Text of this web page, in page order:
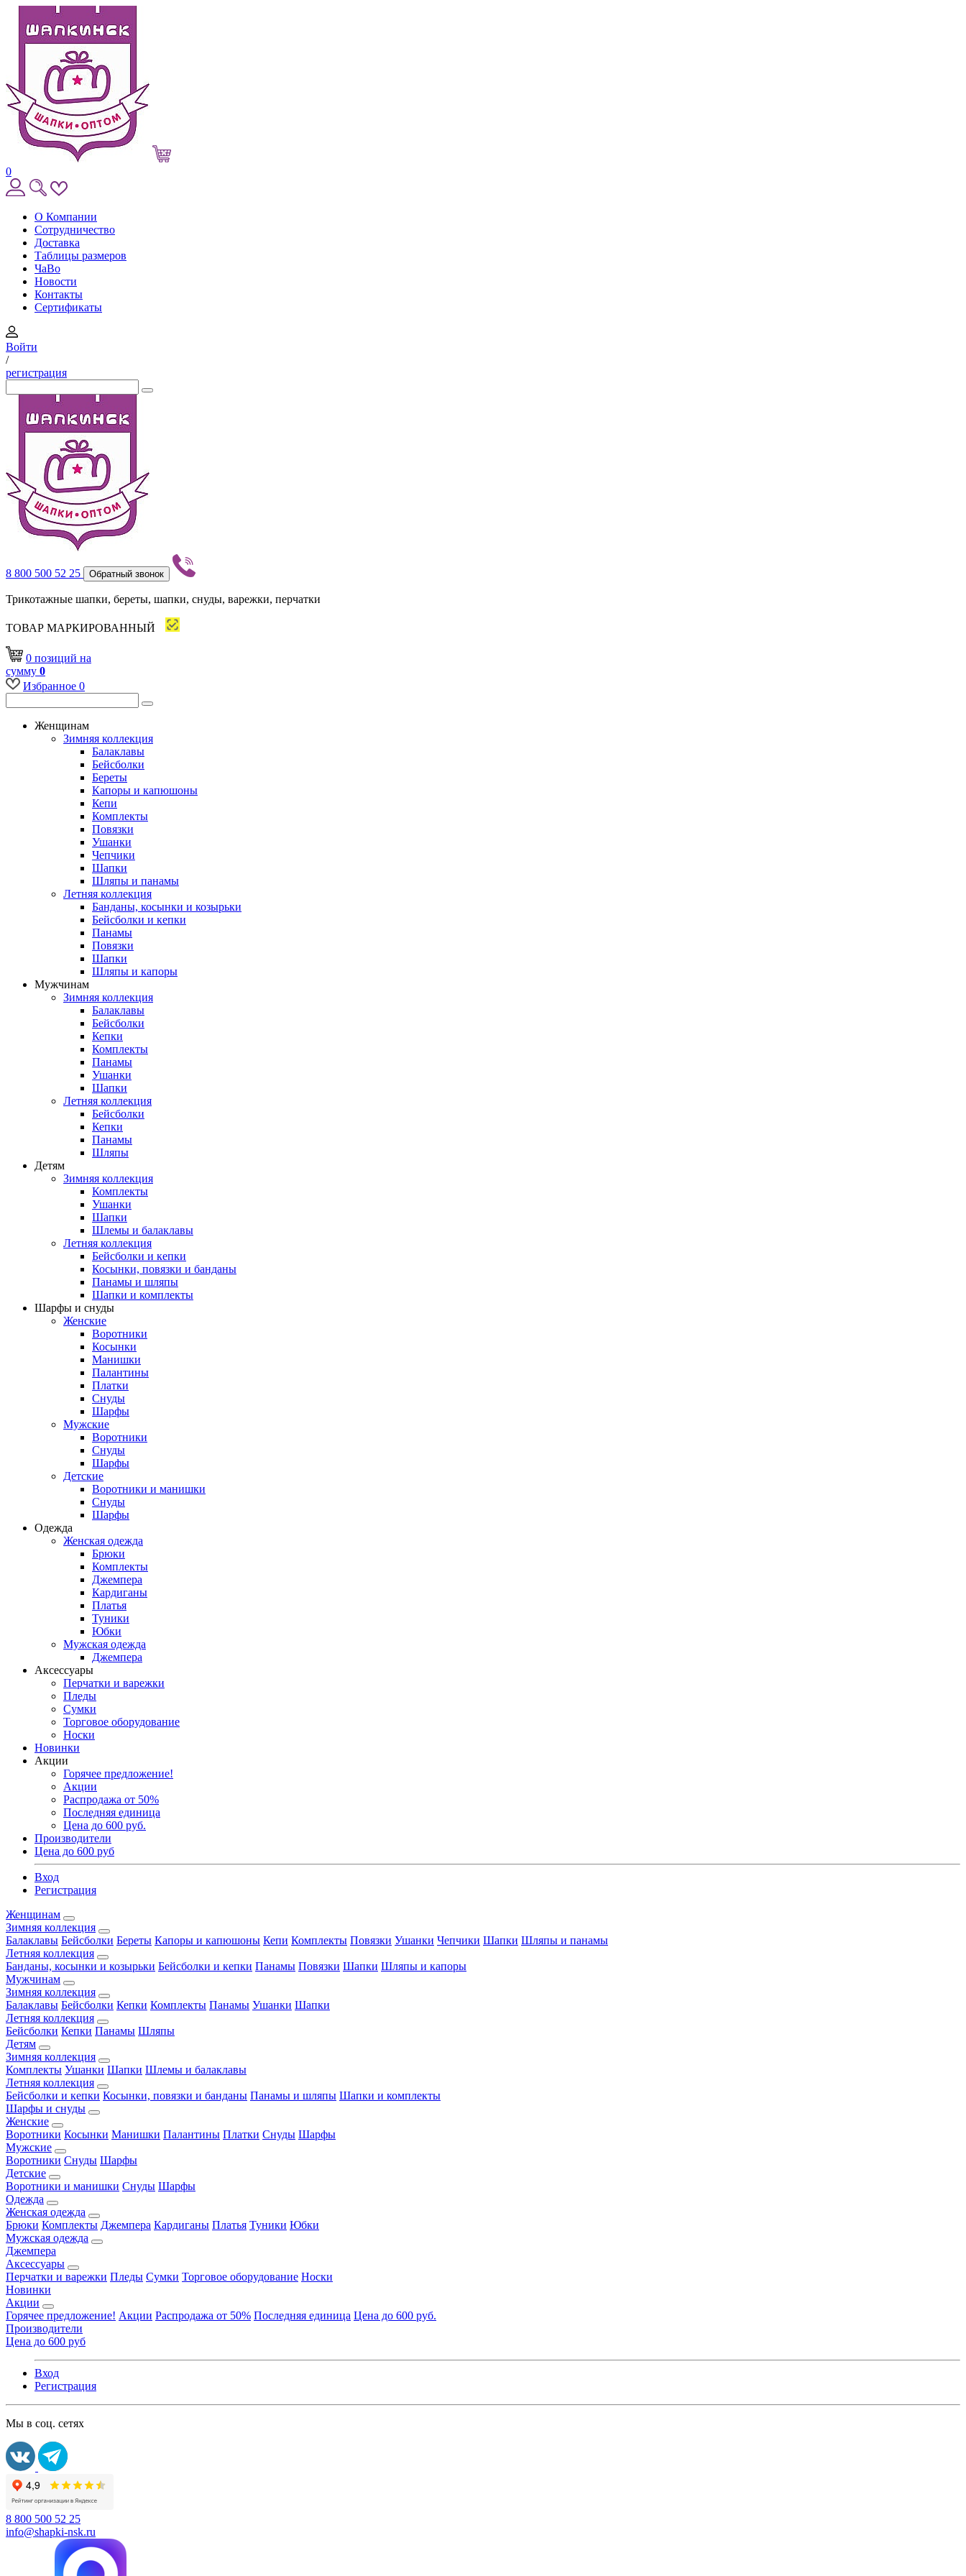
0
О Компании
Сотрудничество
Доставка
Таблицы размеров
ЧаВо
Новости
Контакты
Сертификаты
Войти
/
регистрация
8 800 500 52 25 Обратный звонок
Трикотажные шапки, береты, шапки, снуды, варежки, перчатки
ТОВАР МАРКИРОВАННЫЙ
0 позиций на
сумму 0
Избранное 0
Женщинам
Зимняя коллекция
Балаклавы
Бейсболки
Береты
Капоры и капюшоны
Кепи
Комплекты
Повязки
Ушанки
Чепчики
Шапки
Шляпы и панамы
Летняя коллекция
Банданы, косынки и козырьки
Бейсболки и кепки
Панамы
Повязки
Шапки
Шляпы и капоры
Мужчинам
Зимняя коллекция
Балаклавы
Бейсболки
Кепки
Комплекты
Панамы
Ушанки
Шапки
Летняя коллекция
Бейсболки
Кепки
Панамы
Шляпы
Детям
Зимняя коллекция
Комплекты
Ушанки
Шапки
Шлемы и балаклавы
Летняя коллекция
Бейсболки и кепки
Косынки, повязки и банданы
Панамы и шляпы
Шапки и комплекты
Шарфы и снуды
Женские
Воротники
Косынки
Манишки
Палантины
Платки
Снуды
Шарфы
Мужские
Воротники
Снуды
Шарфы
Детские
Воротники и манишки
Снуды
Шарфы
Одежда
Женская одежда
Брюки
Комплекты
Джемпера
Кардиганы
Платья
Туники
Юбки
Мужская одежда
Джемпера
Аксессуары
Перчатки и варежки
Пледы
Сумки
Торговое оборудование
Носки
Новинки
Акции
Горячее предложение!
Акции
Распродажа от 50%
Последняя единица
Цена до 600 руб.
Производители
Цена до 600 руб
Вход
Регистрация
Женщинам
Зимняя коллекция
Балаклавы Бейсболки Береты Капоры и капюшоны Кепи Комплекты Повязки Ушанки Чепчики Шапки Шляпы и панамы
Летняя коллекция
Банданы, косынки и козырьки Бейсболки и кепки Панамы Повязки Шапки Шляпы и капоры
Мужчинам
Зимняя коллекция
Балаклавы Бейсболки Кепки Комплекты Панамы Ушанки Шапки
Летняя коллекция
Бейсболки Кепки Панамы Шляпы
Детям
Зимняя коллекция
Комплекты Ушанки Шапки Шлемы и балаклавы
Летняя коллекция
Бейсболки и кепки Косынки, повязки и банданы Панамы и шляпы Шапки и комплекты
Шарфы и снуды
Женские
Воротники Косынки Манишки Палантины Платки Снуды Шарфы
Мужские
Воротники Снуды Шарфы
Детские
Воротники и манишки Снуды Шарфы
Одежда
Женская одежда
Брюки Комплекты Джемпера Кардиганы Платья Туники Юбки
Мужская одежда
Джемпера
Аксессуары
Перчатки и варежки Пледы Сумки Торговое оборудование Носки
Новинки
Акции
Горячее предложение! Акции Распродажа от 50% Последняя единица Цена до 600 руб.
Производители
Цена до 600 руб
Вход
Регистрация
Мы в соц. сетях
8 800 500 52 25
info@shapki-nsk.ru